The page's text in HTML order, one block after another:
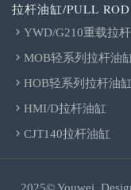
拉杆油缸/PULL
YWD/G210重载拉
MOB轻系列拉杆油
HOB轻系列拉杆油缸
HMI/D拉杆油缸
CJT140拉杆油缸